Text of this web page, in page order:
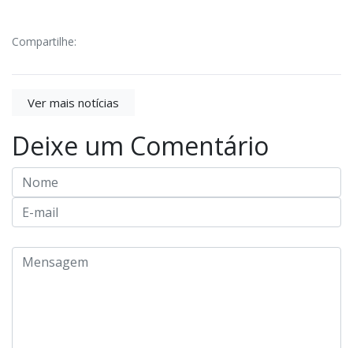
Compartilhe:
Ver mais notícias
Deixe um Comentário